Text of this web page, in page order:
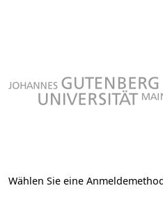
Wählen Sie eine